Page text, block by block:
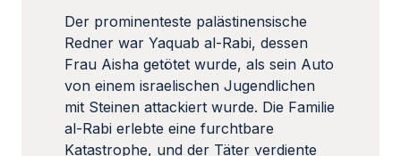
Der prominenteste palästinensische
Redner war Yaquab al-Rabi, dessen
Frau Aisha getötet wurde, als sein Auto
von einem israelischen Jugendlichen
mit Steinen attackiert wurde. Die Familie
al-Rabi erlebte eine furchtbare
Katastrophe, und der Täter verdiente